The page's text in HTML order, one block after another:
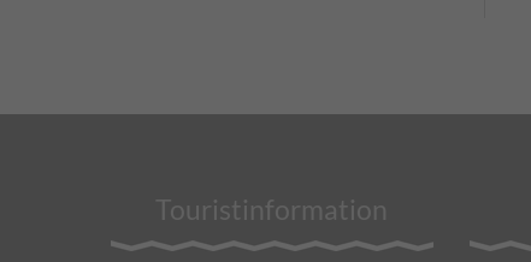
Touristinformation